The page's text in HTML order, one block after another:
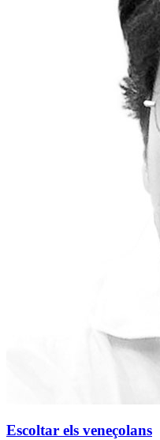
Escoltar els veneçolans